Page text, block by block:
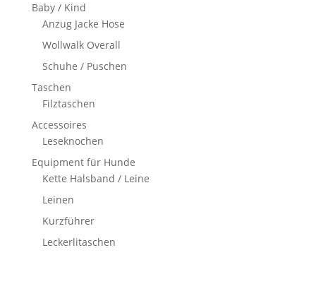
Baby / Kind
Anzug Jacke Hose
Wollwalk Overall
Schuhe / Puschen
Taschen
Filztaschen
Accessoires
Leseknochen
Equipment für Hunde
Kette Halsband / Leine
Leinen
Kurzführer
Leckerlitaschen